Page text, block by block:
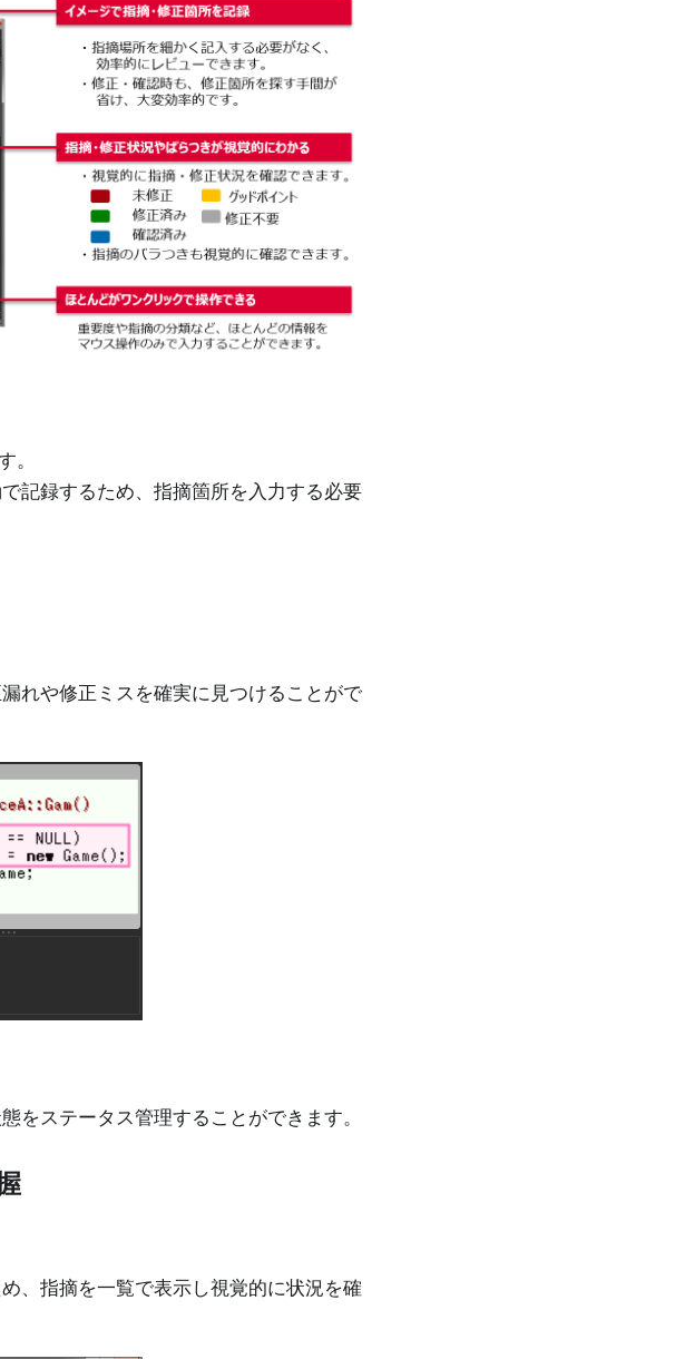
。
記録するため、指摘箇所を入力する必要
れや修正ミスを確実に見つけることがで
をステータス管理することができます。
、指摘を一覧で表示し視覚的に状況を確